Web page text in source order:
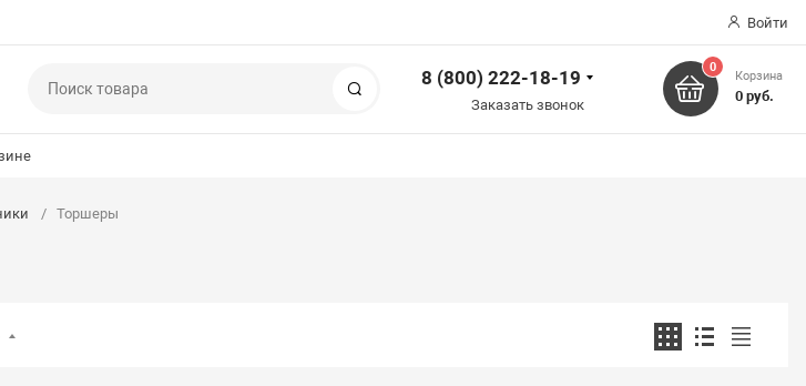
Войти
8 (800) 222-18-19
Заказать звонок
0
Корзина
0 руб.
Торшеры